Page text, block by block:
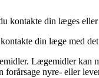
kontakte din læges
din læge med det
Lægemidler kan
forårsage nyre- eller